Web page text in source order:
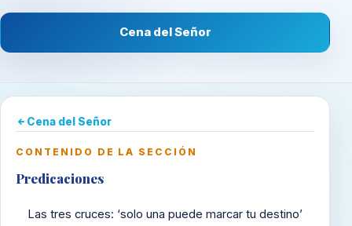
Cena del Señor
Cena del Señor
CONTENIDO DE LA SECCIÓN
Predicaciones
Las tres cruces: ‘solo una puede marcar tu destino’